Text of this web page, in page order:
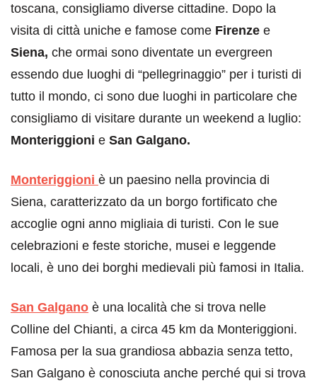
toscana, consigliamo diverse cittadine. Dopo la
visita di città uniche e famose come Firenze e
Siena, che ormai sono diventate un evergreen
essendo due luoghi di “pellegrinaggio” per i turisti di
tutto il mondo, ci sono due luoghi in particolare che
consigliamo di visitare durante un weekend a luglio:
Monteriggioni e San Galgano.
Monteriggioni è un paesino nella provincia di
Siena, caratterizzato da un borgo fortificato che
accoglie ogni anno migliaia di turisti. Con le sue
celebrazioni e feste storiche, musei e leggende
locali, è uno dei borghi medievali più famosi in Italia.
San Galgano è una località che si trova nelle
Colline del Chianti, a circa 45 km da Monteriggioni.
Famosa per la sua grandiosa abbazia senza tetto,
San Galgano è conosciuta anche perché qui si trova